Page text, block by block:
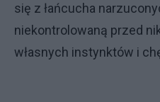
się z łańcucha
niekontrolowaną przed
własnych instynktów i